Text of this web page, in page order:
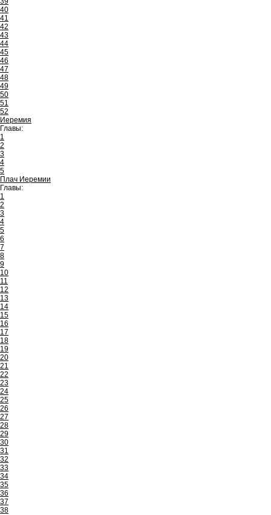
40
41
42
43
44
45
46
47
48
49
50
51
52
Иеремия
Главы:
1
2
3
4
5
Плач Иеремии
Главы:
1
2
3
4
5
6
7
8
9
10
11
12
13
14
15
16
17
18
19
20
21
22
23
24
25
26
27
28
29
30
31
32
33
34
35
36
37
38